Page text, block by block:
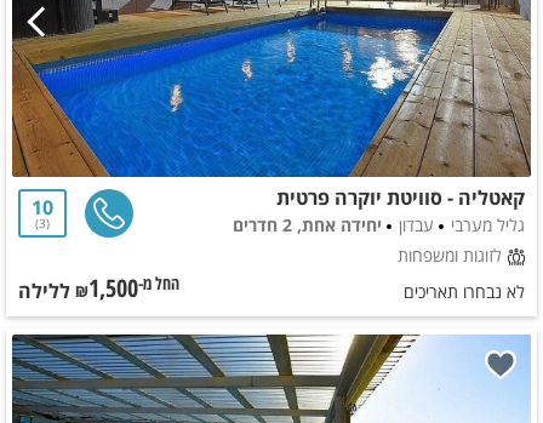
קאטליה - סוויטת יוקרה פרטית
גליל מערבי עבדון
יחידה אחת, 2 חדרים
לזוגות ומשפחות
10
3
לא נבחרו תאריכים החל מ-₪1,500 ללילה